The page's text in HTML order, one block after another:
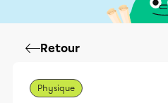
Retour
Physique